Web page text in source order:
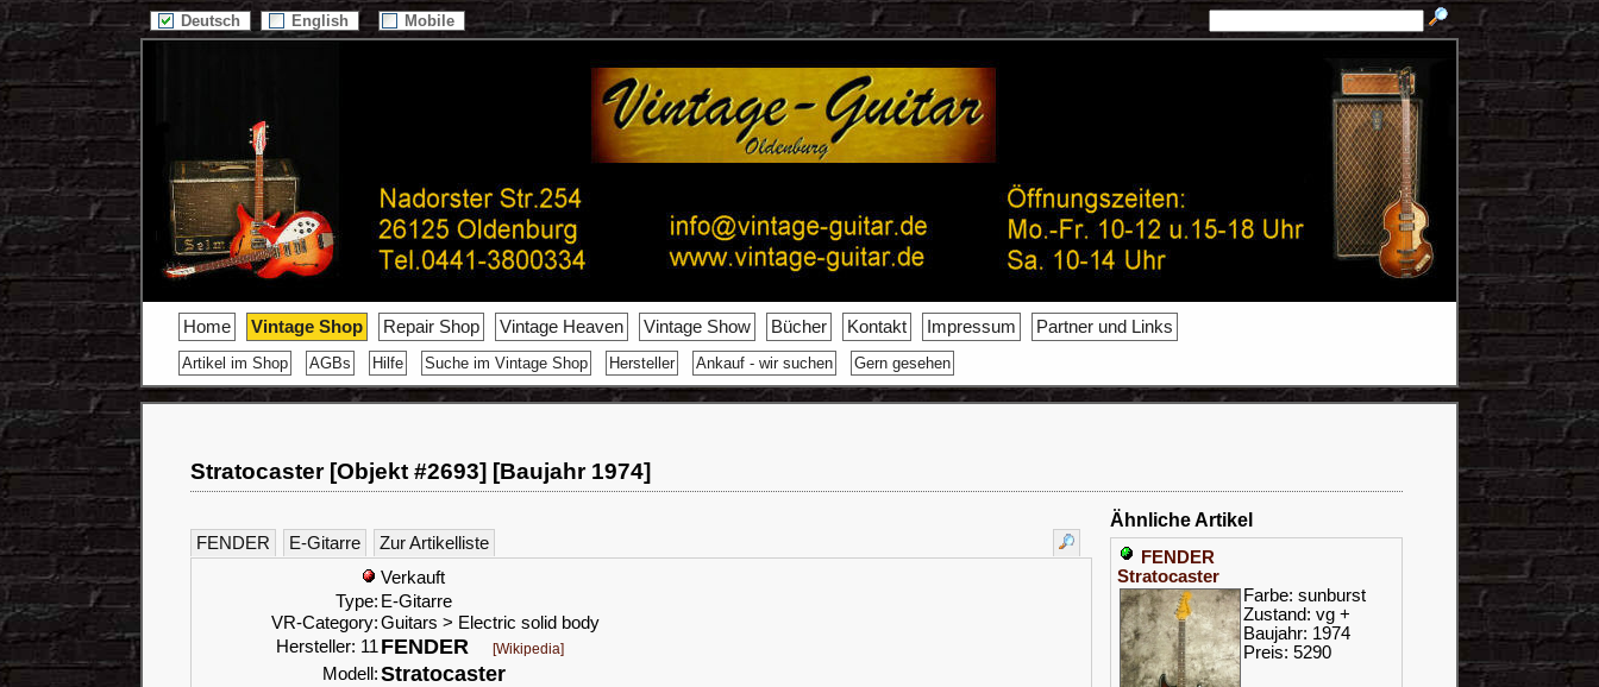
Deutsch English Mobile
Home Vintage Shop Repair Shop Vintage Heaven Vintage Show Bücher Kontakt Impressum Partner und Links
Artikel im Shop AGBs Hilfe Suche im Vintage Shop Hersteller Ankauf - wir suchen Gern gesehen
Stratocaster [Objekt #2693] [Baujahr 1974]
FENDER E-Gitarre
Zur Artikelliste
Verkauft
Type: E-Gitarre
VR-Category:Guitars > Electric solid body
Hersteller: 11 FENDER [Wikipedia]
Modell:Stratocaster
Ähnliche Artikel
FENDER
Stratocaster
Farbe: sunburst
Zustand: vg +
Baujahr: 1974
Preis: 5290